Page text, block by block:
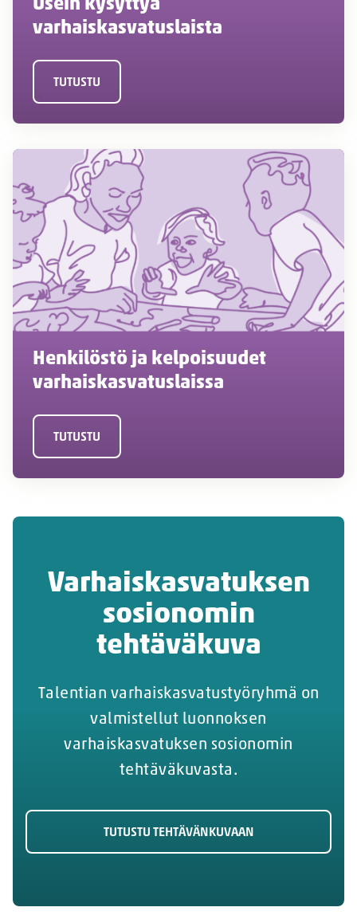
Usein kysyttyä
varhaiskasvatuslaista
TUTUSTU
Henkilöstö ja kelpoisuudet
varhaiskasvatuslaissa
TUTUSTU
Varhaiskasvatuksen
sosionomin
tehtäväkuva
Talentian varhaiskasvatustyöryhmä on
valmistellut luonnoksen
varhaiskasvatuksen sosionomin
tehtäväkuvasta.
TUTUSTU TEHTÄVÄNKUVAAN